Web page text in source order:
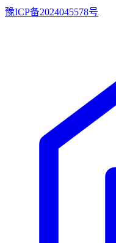
豫ICP备2024045578号